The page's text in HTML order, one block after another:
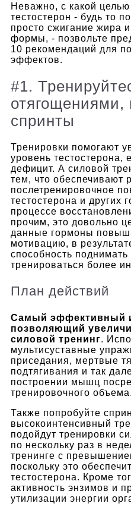
Неважно, с какой
тестостерон - будь то
просто сжигание жира
формы, - позвольте
10 рекомендаций для
эффектов.
#1.
отягощениями,
спринты
Тренировки помогают
уровень тестостерона,
дефицит. А силовой
тем, что обеспечивают
послетренировочное
тестостерона и других
процессе
прочим, это довольно
данные гормоны
мотивацию, в
способность
тренироваться более
План действий
Самый эффективный
позволяющий
силовой тренинг.
мультисуставные
приседания, мертвые
подтягивания и так
построении мышц
тренировочного объема.
Также попробуйте
высокоинтенсивный
подойдут тренировки
по нескольку раз в
тренинге с
поскольку это
тестостерона. Кроме
активность энзимов и
утилизации энергии